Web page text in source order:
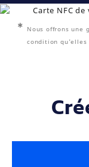
Nous offrons une
condition qu'elles